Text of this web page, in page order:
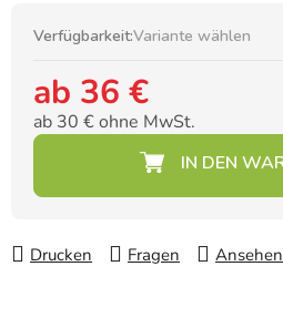
Verfügbarkeit:Variante wählen
ab 36 €
ab 30 €ohne MwSt.
Drucken Fragen Ansehen